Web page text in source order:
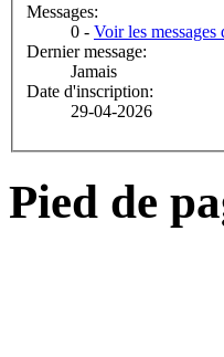
Messages:
0 - Voir les messages
Dernier message:
Jamais
Date d'inscription:
29-04-2026
Pied de